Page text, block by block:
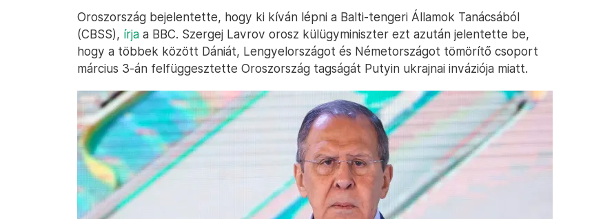
Oroszország bejelentette, hogy ki kíván lépni a Balti-tengeri Államok Tanácsából
(CBSS), írja a BBC. Szergej Lavrov orosz külügyminiszter ezt azután jelentette be,
hogy a többek között Dániát, Lengyelországot és Németországot tömörítő csoport
március 3-án felfüggesztette Oroszország tagságát Putyin ukrajnai inváziója miatt.